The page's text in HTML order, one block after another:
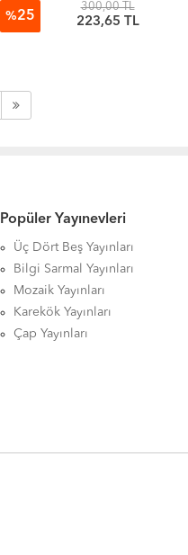
%25
300,00 TL
223,65 TL
Popüler Yayınevleri
Üç Dört Beş Yayınları
Bilgi Sarmal Yayınları
Mozaik Yayınları
Karekök Yayınları
Çap Yayınları